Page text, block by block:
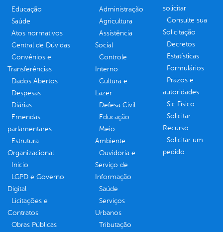
Educação
Saúde
Atos normativos
Central de Dúvidas
Convênios e
Transferências
Dados Abertos
Despesas
Diárias
Emendas
parlamentares
Estrutura
Organizacional
Inicio
LGPD e Governo
Digital
Licitações e
Contratos
Obras Públicas
Administração
Agricultura
Assistência
Social
Controle
Interno
Cultura e
Lazer
Defesa Civil
Educação
Meio
Ambiente
Ouvidoria e
Serviço de
Informação
Saúde
Serviços
Urbanos
Tributação
solicitar
Consulte sua
Solicitação
Decretos
Estatísticas
Formulários
Prazos e
autoridades
Sic Físico
Solicitar
Recurso
Solicitar um
pedido